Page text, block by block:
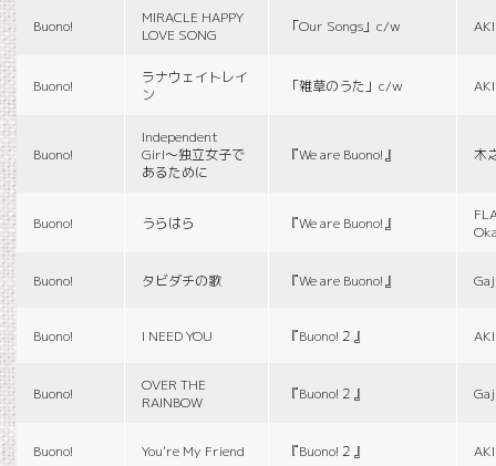
Buono!
MIRACLE HAPPY
LOVE SONG
「Our Songs」c/w
Buono!
ラナウェイトレイ
ン
「雑草のうた」c/w
Buono!
Independent
Girl〜独立女子で
あるために
『We are Buono!』 木
Buono! うらはら 『We are Buono!』
Buono! タビダチの歌 『We are Buono!』
Buono! I NEED YOU 『Buono!２』
Buono!
OVER THE
RAINBOW
『Buono!２』
Buono! You're My Friend 『Buono!２』